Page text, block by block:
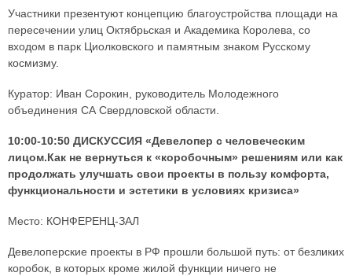
Участники презентуют концепцию благоустройства площади на
пересечении улиц Октябрьская и Академика Королева, со
входом в парк Циолковского и памятным знаком Русскому
космизму.
Куратор: Иван Сорокин, руководитель Молодежного
объединения СА Свердловской области.
10:00-10:50 ДИСКУССИЯ «Девелопер с человеческим
лицом.Как не вернуться к «коробочным» решениям или как
продолжать улучшать свои проекты в пользу комфорта,
функциональности и эстетики в условиях кризиса»
Место: КОНФЕРЕНЦ-ЗАЛ
Девелоперские проекты в РФ прошли большой путь: от безликих
коробок, в которых кроме жилой функции ничего не